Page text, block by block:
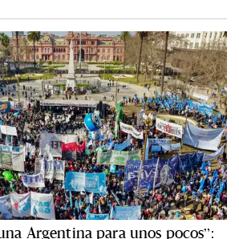
Argentina para unos pocos”: